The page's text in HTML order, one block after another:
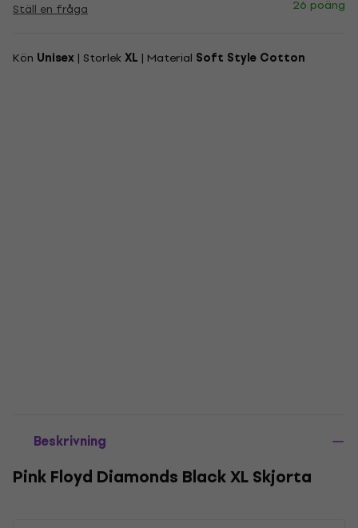
Ställ en fråga 26 poäng
Kön Unisex | StorlekXL | Material Soft Style Cotton
Beskrivning
Pink Floyd Diamonds Black XL Skjorta